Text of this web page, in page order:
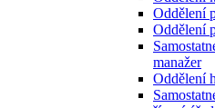
Oddělení
Oddělení
manažer
Oddělení